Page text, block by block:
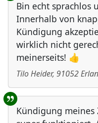
Bin echt sprachlos
Innerhalb von
Kündigung
wirklich nicht
meinerseits! 👍
Tilo Heider, 91052
Kündigung meines